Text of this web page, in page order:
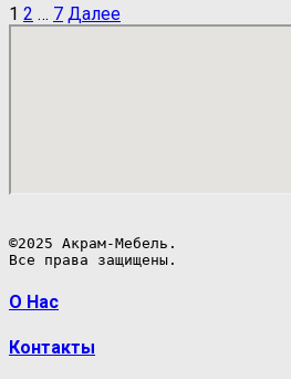
Навигация
1 2 … 7 Далее
©2025 Акрам-Мебель.
Все права защищены.
О Нас
Контакты